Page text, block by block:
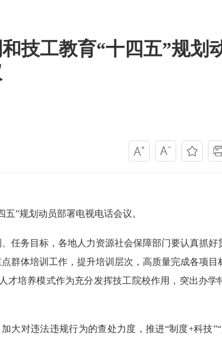
技工教育“十四五”规划
”规划动员部署电视电话会议。
务目标，各地人力资源社会保障部门要认真抓好
群体培训工作，提升培训层次，高质量完成各项目
才培养模式作为充分发挥技工院校作用，突出办学
对违法违规行为的查处力度，推进“制度+科技